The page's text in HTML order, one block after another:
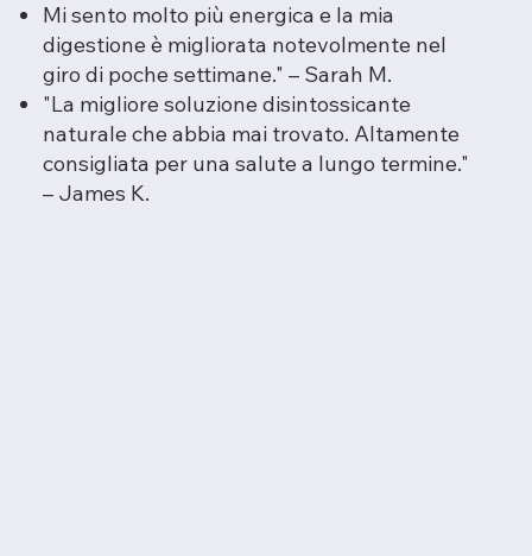
Mi sento molto più energica e la mia
digestione è migliorata notevolmente nel
giro di poche settimane." – Sarah M.
"La migliore soluzione disintossicante
naturale che abbia mai trovato. Altamente
consigliata per una salute a lungo termine."
– James K.